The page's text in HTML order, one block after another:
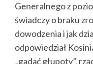
Generalnego z
świadczy o braku
dowodzenia i jak
odpowiedział
„gadać głupoty”,